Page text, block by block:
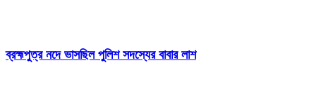
ব্রহ্মপুত্র নদে ভাসছিল পুলিশ সদস্যের বাবার লাশ